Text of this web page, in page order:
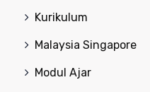
Kurikulum
Malaysia Singapore
Modul Ajar